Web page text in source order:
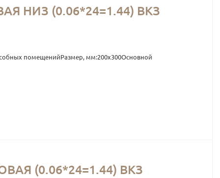
НИЗ (0.06*24=1.44) ВКЗ
помещенийРазмер, мм:200х300Основной
(0.06*24=1.44) ВКЗ